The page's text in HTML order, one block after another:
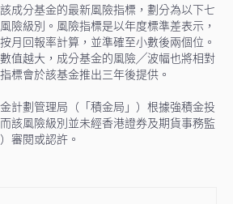
成分基金的最新⾵險指標，劃分為以下七
險級別。風險指標是以年度標準差表示，
月回報率計算，並準確至小數後兩個位。
值越大，成分基金的風險╱波幅也將相對
標會於該基金推出三年後提供。
計劃管理局（「積金局」）根據強積金投
該⾵險級別並未經香港證券及期貨事務監
審閱或認許。